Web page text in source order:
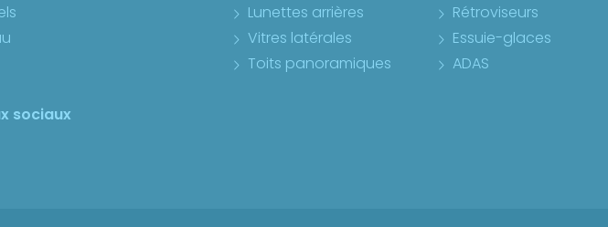
Lunettes arrières
Vitres latérales
Toits panoramiques
Rétroviseurs
Essuie-glaces
ADAS
sociaux